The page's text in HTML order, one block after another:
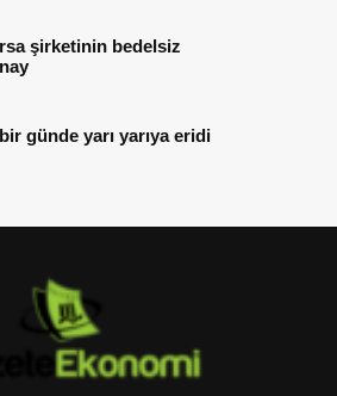
şirketinin bedelsiz
günde yarı yarıya eridi